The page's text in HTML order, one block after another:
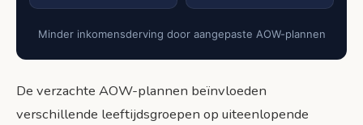
Minder inkomensderving door aangepaste AOW-plannen
De verzachte AOW-plannen beïnvloeden
verschillende leeftijdsgroepen op uiteenlopende